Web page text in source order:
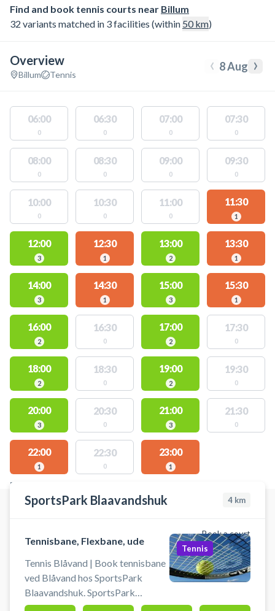
Find and book tennis courts near Billum
32 variants matched in 3 facilities (within 50km)
Overview
Billum Tennis ‹ 8 Aug ›
06:00
0
06:30
0
07:00
0
07:30
0
08:00
0
08:30
0
09:00
0
09:30
0
10:00
0
10:30
0
11:00
0
11:30
1
12:00
3
12:30
1
13:00
2
13:30
1
14:00
3
14:30
1
15:00
3
15:30
1
16:00
2
16:30
0
17:00
2
17:30
0
18:00
2
18:30
0
19:00
2
19:30
0
20:00
3
20:30
0
21:00
3
21:30
0
22:00
1
22:30
0
23:00
1
FACILITIES WITH AVAILABLE ACTIVITIES
SportsPark Blaavandshuk 4 km
Book a court
Tennisbane, Flexbane, ude
Tennis Blåvand | Book tennisbane
ved Blåvand hos SportsPark
Blaavandshuk. SportsPark
Blåvandshuk tilbyder 1 stk.
Tennis